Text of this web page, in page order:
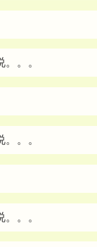
。。。
。。。
。。。